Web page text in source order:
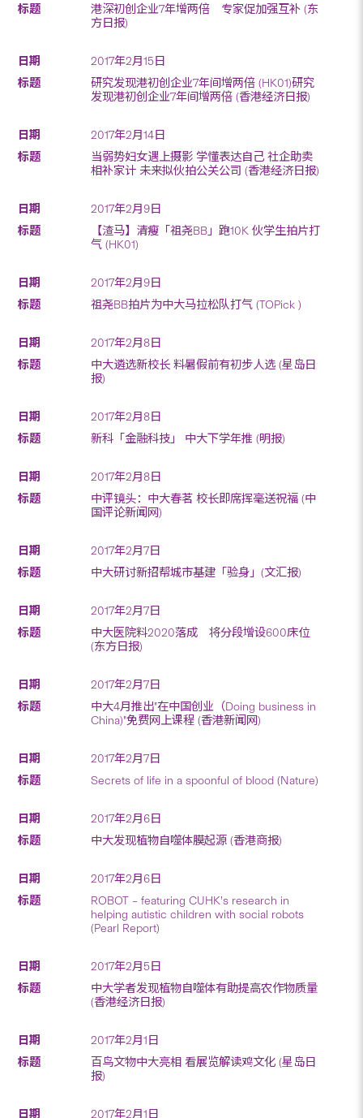
港深初创企业7年增两倍 专家促加强互补 (东
方日报)
2017年2月15日
研究发现港初创企业7年间增两倍 (HK01)研究
发现港初创企业7年间增两倍 (香港经济日报)
2017年2月14日
当弱势妇女遇上摄影 学懂表达自己 社企助卖
相补家计 未来拟伙拍公关公司 (香港经济日报)
2017年2月9日
【渣马】清瘦「祖尧BB」跑10K 伙学生拍片打
气 (HK01)
2017年2月9日
祖尧BB拍片为中大马拉松队打气 (TOPick )
2017年2月8日
中大遴选新校长 料暑假前有初步人选 (星岛日
报)
2017年2月8日
新科「金融科技」 中大下学年推 (明报)
2017年2月8日
中评镜头：中大春茗 校长即席挥毫送祝福 (中
国评论新闻网)
2017年2月7日
中大研讨新招帮城市基建「验身」(文汇报)
2017年2月7日
中大医院料2020落成 将分段增设600床位
(东方日报)
2017年2月7日
中大4月推出"在中国创业（Doing business in
China)"免费网上课程 (香港新闻网)
2017年2月7日
Secrets of life in a spoonful of blood (Nature)
2017年2月6日
中大发现植物自噬体膜起源 (香港商报)
2017年2月6日
ROBOT – featuring CUHK’s research in
helping autistic children with social robots
(Pearl Report)
2017年2月5日
中大学者发现植物自噬体有助提高农作物质量
(香港经济日报)
2017年2月1日
百鸟文物中大亮相 看展览解读鸡文化 (星岛日
报)
2017年2月1日